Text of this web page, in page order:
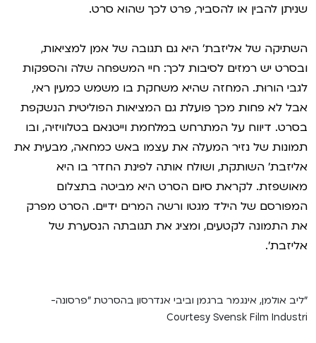
שניתן להבין או להסביר, פרט לכך שהוא סרט.
השתיקה של אליזבת' היא גם תגובה של אמן למציאות,
ובסרט יש רמזים לסיבות לכך: חיי המשפחה שלה והספקות
לגבי הורוּת. המחזה שהיא משחקת בו משמש כמעין ראי,
אבל לא פחות מכך פועלת גם המציאות הפוליטית הנשקפת
בסרט. דיווח על המתרחש במלחמת וייטנאם בטלוויזיה, ובו
תמונות של נזיר המעלה את עצמו באש כמחאה, מבעית את
אליזבת' השותקת, ושולח אותה לפינת החדר בו היא
מאושפזת. לקראת סיום הסרט היא מביטה בתצלום
המפורסם של הילד מגטו ורשה המרים ידיים. הסרט מפרק
את התמונה לקטעים, ומציג את תגובתה הנסערת של
אליזבת'.
"ליב אולמן, אינגמר ברגמן וביבי אנדרסון בהסרטת "פרסונה-
Courtesy Svensk Film Industri